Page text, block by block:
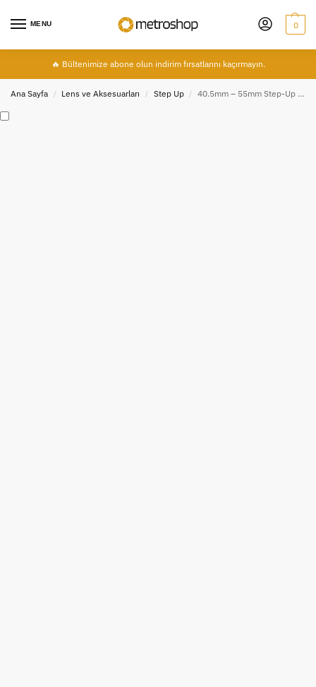
MENU 0
🔥 Bültenimize abone olun indirim fırsatlarını kaçırmayın.
Ana Sayfa / Lens ve Aksesuarları / Step Up / 40.5mm – 55mm Step-Up Ring Filtre Adaptörü 40.5-55mm